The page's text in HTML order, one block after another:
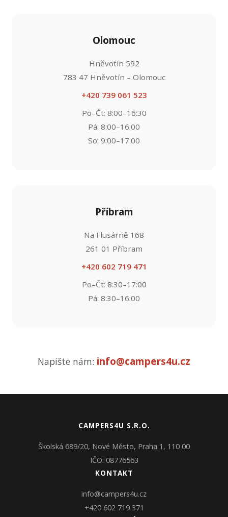
Olomouc
Hněvotin 592
783 47 Hněvotín – Olomouc
+420 739 061 523
Po–Čt: 8:00–16:30
Pá: 8:00–16:00
So: 9:00–17:00
Příbram
Na Flusárně 168
261 01 Příbram
+420 602 719 471
Po–Čt: 8:30–17:00
Pá: 8:30–16:00
Napište nám: info@campers4u.cz
CAMPERS4U S.R.O.
Školská 689/20, Nové Město, Praha 1, 110 00
IČO: 08776563
KONTAKT
info@campers4u.cz
+420 602 719 371